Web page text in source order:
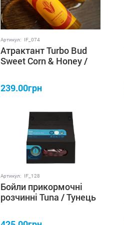
Артикул: IF_074
Атрактант Turbo Bud
Sweet Corn & Honey /
239.00грн
Артикул: IF_128
Бойли прикормочні
розчинні Tuna / Тунець